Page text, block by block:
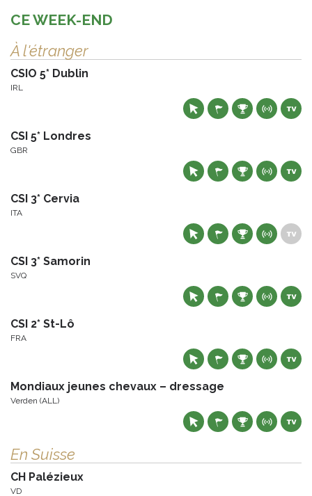
CE WEEK-END
À l'étranger
CSIO 5* Dublin
IRL
CSI 5* Londres
GBR
CSI 3* Cervia
ITA
CSI 3* Samorin
SVQ
CSI 2* St-Lô
FRA
Mondiaux jeunes chevaux – dressage
Verden (ALL)
En Suisse
CH Palézieux
VD